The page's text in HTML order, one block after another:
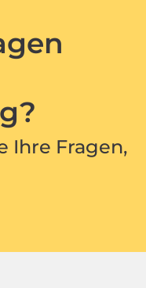
Ihre Fragen,